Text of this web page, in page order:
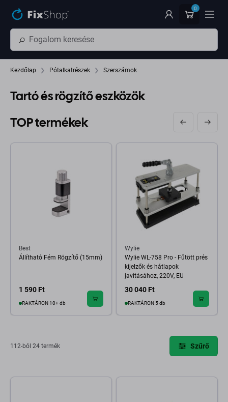
0
Kezdőlap Pótalkatrészek Szerszámok
Tartó és rögzítő eszközök
TOP termékek
Best
Állítható Fém Rögzítő (15mm)
1 590 Ft
RAKTÁRON 10+ db
Wylie
Wylie WL-758 Pro - Fűtött prés
kijelzők és hátlapok
javításához, 220V, EU
30 040 Ft
RAKTÁRON 5 db
112-ból 24 termék Szűrő